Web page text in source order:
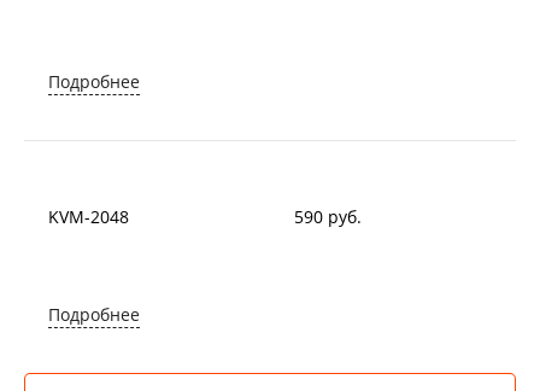
Подробнее
KVM-2048 590 руб.
Подробнее